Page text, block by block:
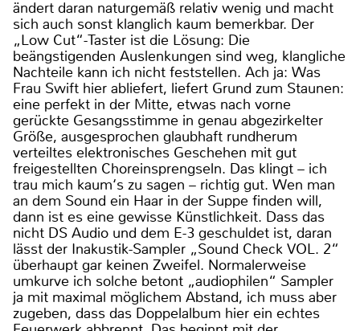
ändert daran naturgemäß relativ wenig und macht
sich auch sonst klanglich kaum bemerkbar. Der
„Low Cut“-Taster ist die Lösung: Die
beängstigenden Auslenkungen sind weg, klangliche
Nachteile kann ich nicht feststellen. Ach ja: Was
Frau Swift hier abliefert, liefert Grund zum Staunen:
eine perfekt in der Mitte, etwas nach vorne
gerückte Gesangsstimme in genau abgezirkelter
Größe, ausgesprochen glaubhaft rundherum
verteiltes elektronisches Geschehen mit gut
freigestellten Choreinsprengseln. Das klingt – ich
trau mich kaum‘s zu sagen – richtig gut. Wen man
an dem Sound ein Haar in der Suppe finden will,
dann ist es eine gewisse Künstlichkeit. Dass das
nicht DS Audio und dem E-3 geschuldet ist, daran
lässt der Inakustik-Sampler „Sound Check VOL. 2“
überhaupt gar keinen Zweifel. Normalerweise
umkurve ich solche betont „audiophilen“ Sampler
ja mit maximal möglichem Abstand, ich muss aber
zugeben, dass das Doppelalbum hier ein echtes